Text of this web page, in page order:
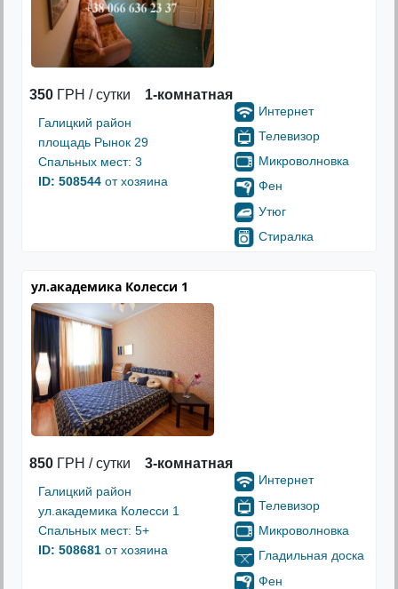
350 ГРН / сутки 1-комнатная
Галицкий район
площадь Рынок 29
Спальных мест: 3
ID: 508544 от хозяина
Интернет
Телевизор
Микроволновка
Фен
Утюг
Стиралка
ул.академика Колесси 1
850 ГРН / сутки 3-комнатная
Галицкий район
ул.академика Колесси 1
Спальных мест: 5+
ID: 508681 от хозяина
Интернет
Телевизор
Микроволновка
Гладильная доска
Фен